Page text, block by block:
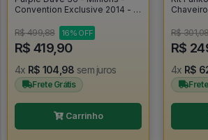
Convention Exclusive 2014 - -
R$ 499,88
16% OFF
R$ 419,90
4x R$ 104,98 sem juros
Frete Grátis
Carrinho
R$
R$
4x R$